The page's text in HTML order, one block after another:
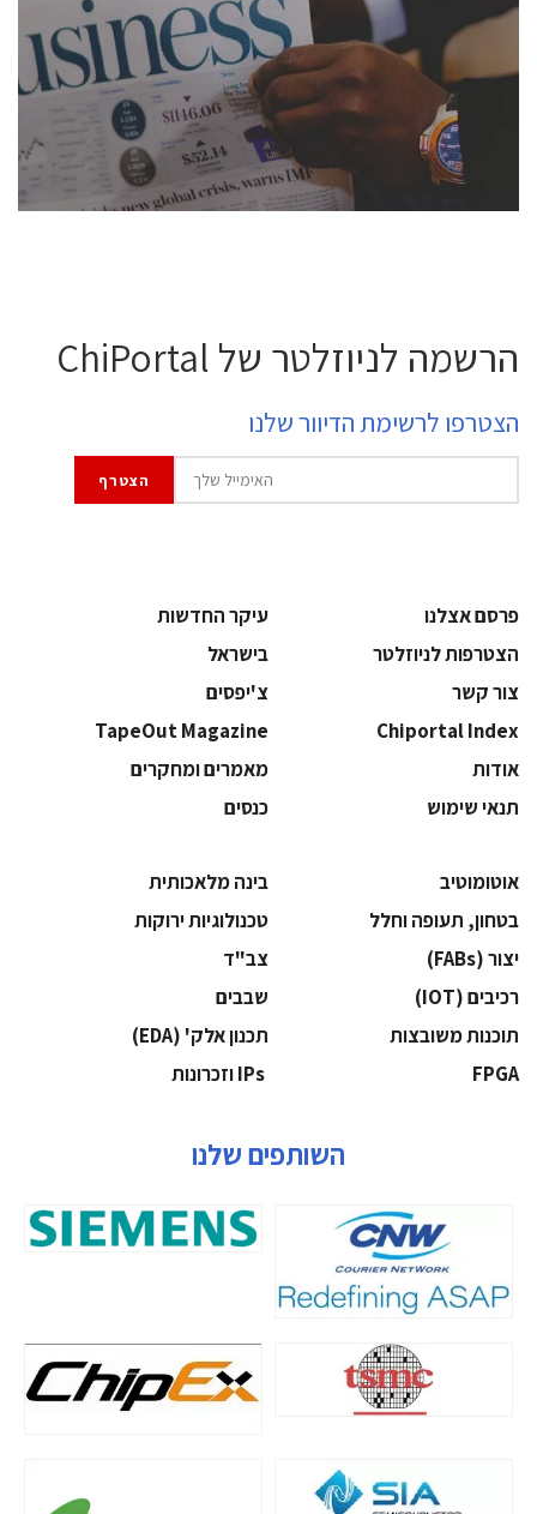
conference is intended for everyone involved in the
semiconductor industry, including engineers,
professional experts, and senior executives.
לחץ לפרטים
הרשמה לניוזלטר של ChiPortal
הצטרפו לרשימת הדיוור שלנו
פרסם אצלנו
עיקר החדשות
הצטרפות לניוזלטר
בישראל
צור קשר
צ'יפסים
Chiportal Index
TapeOut Magazine
אודות
מאמרים ומחקרים
תנאי שימוש
כנסים
אוטומוטיב
בינה מלאכותית
בטחון, תעופה וחלל
‫טכנולוגיות ירוקות‬
‫יצור (‪(FABs‬‬
‫צב"ד‬
‫רכיבים‬ (IOT)
‫שבבים‬
‫תוכנות משובצות‬
‫תכנון אלק' (‪(EDA‬‬
‫‪FPGA‬‬
השותפים שלנו